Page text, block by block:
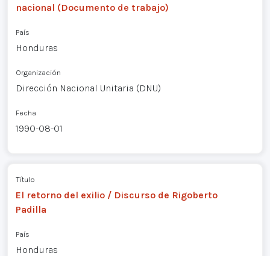
nacional (Documento de trabajo)
País
Honduras
Organización
Dirección Nacional Unitaria (DNU)
Fecha
1990-08-01
Título
El retorno del exilio / Discurso de Rigoberto
Padilla
País
Honduras